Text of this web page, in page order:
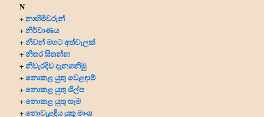
N
+නාහිමිවරුන්
+නිර්වාණය
+නිවන් මගට අත්වැලක්
+නිතර සිතන්න
+නිවැරදිව දැනගනිමු
+නොකළ යුතු වෙළඳාම්
+නොකළ යුතු ශිල්ප
+නොකළ යුතු සැම
+නොවැළඳිය යුතු මාංශ